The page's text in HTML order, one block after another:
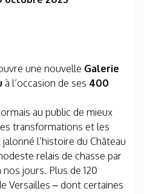
une nouvelle Galerie
à l’occasion de ses 400
au public de mieux
transformations et les
l’histoire du Château
relais de chasse par
nos jours. Plus de 120
Versailles – dont certaines